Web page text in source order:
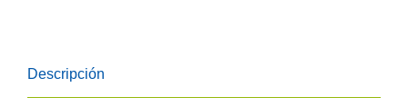
Descripción